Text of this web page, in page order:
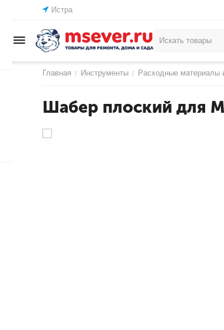
Истра
Главная / Инструменты / Расходные материалы
Шабер плоский для